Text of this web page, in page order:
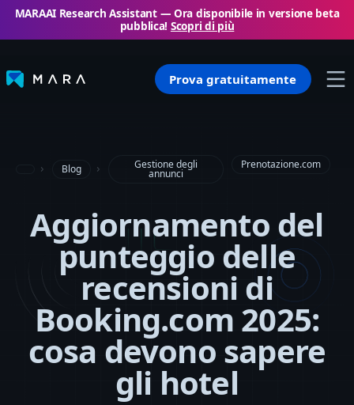
MARAAI Research Assistant — Ora disponibile in versione beta
pubblica! Scopri di più
Prova gratuitamente
Blog Gestione degli
annunci
Prenotazione.com
Aggiornamento del
punteggio delle
recensioni di
Booking.com 2025:
cosa devono sapere
gli hotel